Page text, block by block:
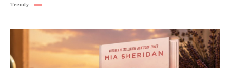
Trendy